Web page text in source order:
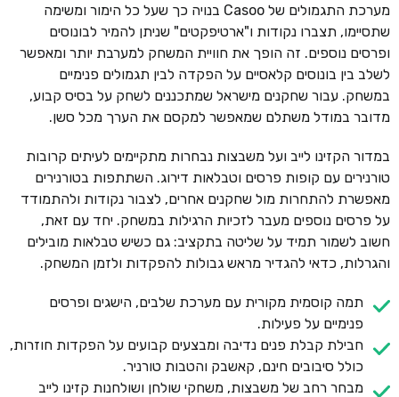
מערכת התגמולים של Casoo בנויה כך שעל כל הימור ומשימה
שתסיימו, תצברו נקודות ו"ארטיפקטים" שניתן להמיר לבונוסים
ופרסים נוספים. זה הופך את חוויית המשחק למערבת יותר ומאפשר
לשלב בין בונוסים קלאסיים על הפקדה לבין תגמולים פנימיים
במשחק. עבור שחקנים מישראל שמתכננים לשחק על בסיס קבוע,
מדובר במודל משתלם שמאפשר למקסם את הערך מכל סשן.
במדור הקזינו לייב ועל משבצות נבחרות מתקיימים לעיתים קרובות
טורנירים עם קופות פרסים וטבלאות דירוג. השתתפות בטורנירים
מאפשרת להתחרות מול שחקנים אחרים, לצבור נקודות ולהתמודד
על פרסים נוספים מעבר לזכיות הרגילות במשחק. יחד עם זאת,
חשוב לשמור תמיד על שליטה בתקציב: גם כשיש טבלאות מובילים
והגרלות, כדאי להגדיר מראש גבולות להפקדות ולזמן המשחק.
תמה קוסמית מקורית עם מערכת שלבים, הישגים ופרסים
פנימיים על פעילות.
חבילת קבלת פנים נדיבה ומבצעים קבועים על הפקדות חוזרות,
כולל סיבובים חינם, קאשבק והטבות טורניר.
מבחר רחב של משבצות, משחקי שולחן ושולחנות קזינו לייב